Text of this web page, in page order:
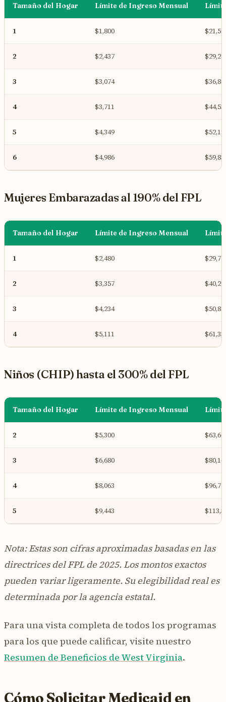
Tamaño del Hogar Límite de Ingreso Mensual
1 $1,800
2 $2,437
3 $3,074
4 $3,711
5 $4,349
6 $4,986
Mujeres Embarazadas al 190% del FPL
Tamaño del Hogar Límite de Ingreso Mensual
1 $2,480
2 $3,357
3 $4,234
4 $5,111
Niños (CHIP) hasta el 300% del FPL
Tamaño del Hogar Límite de Ingreso Mensual
2 $5,300
3 $6,680
4 $8,063
5 $9,443
Nota: Estas son cifras aproximadas basadas en las
directrices del FPL de 2025. Los montos exactos
pueden variar ligeramente. Su elegibilidad real es
determinada por la agencia estatal.
Para una vista completa de todos los programas
para los que puede calificar, visite nuestro
Resumen de Beneficios de West Virginia.
Cómo Solicitar Medicaid en